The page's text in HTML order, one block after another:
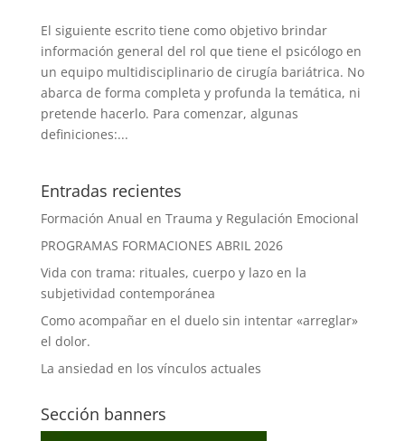
El siguiente escrito tiene como objetivo brindar
información general del rol que tiene el psicólogo en
un equipo multidisciplinario de cirugía bariátrica. No
abarca de forma completa y profunda la temática, ni
pretende hacerlo. Para comenzar, algunas
definiciones:...
Entradas recientes
Formación Anual en Trauma y Regulación Emocional
PROGRAMAS FORMACIONES ABRIL 2026
Vida con trama: rituales, cuerpo y lazo en la
subjetividad contemporánea
Como acompañar en el duelo sin intentar «arreglar»
el dolor.
La ansiedad en los vínculos actuales
Sección banners